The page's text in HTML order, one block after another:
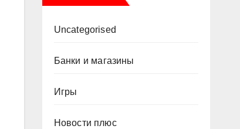
Uncategorised
Банки и магазины
Игры
Новости плюс